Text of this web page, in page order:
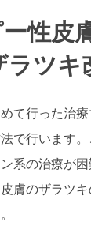
性皮
ラツキ
て行った治
で行います
系の治療が
膚のザラツ